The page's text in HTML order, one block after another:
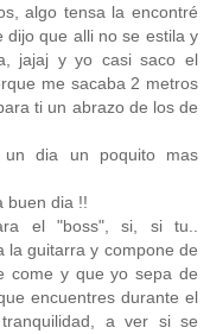
algo tensa la encontré
dijo que alli no se estila y
jajaj y yo casi saco el
me sacaba 2 metros
ti un abrazo de los de
dia un poquito mas
buen dia !!
el "boss", si, si tu..
la guitarra y compone de
come y que yo sepa de
encuentres durante el
a ver si se